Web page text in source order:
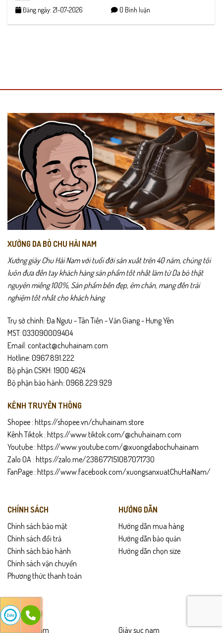
Đăng ngày: 21-07-2026 0 Bình luận
XƯỞNG DA BÒ CHU HẢI NAM
Xưởng giày Chu Hải Nam với tuổi đời sản xuất trên 40 năm, chúng tôi
luôn đưa đến tay khách hàng sản phẩm tốt nhất làm từ Da bò thật
nguyên miếng 100%, Sản phẩm bền đẹp, êm chân, mang đến trải
nghiệm tốt nhất cho khách hàng
Trụ sở chính: Đa Ngưu - Tân Tiến - Văn Giang - Hưng Yên
MST: 033090009404
Email: contact@chuhainam.com
Hotline: 0967.891.222
Bộ phận CSKH: 1900 4624
Bộ phận bảo hành: 0968.229.929
KÊNH TRUYỀN THÔNG
Shopee : https://shopee.vn/chuhainam.store
Kênh Tiktok : https://www.tiktok.com/@chuhainam.com
Youtube : https://www.youtube.com/@xuongdabochuhainam
Zalo OA : https://zalo.me/238677151087071730
FanPage : https://www.facebook.com/xuongsanxuatChuHaiNam/
CHÍNH SÁCH
Chính sách bảo mật
Chính sách đổi trả
Chính sách bảo hành
Chính sách vận chuyển
Phương thức thanh toán
HƯỚNG DẪN
Hướng dẫn mua hàng
Hướng dẫn bảo quản
Hướng dẫn chọn size
SẢN PHẨM
Giày lười nam
Giày sục nam